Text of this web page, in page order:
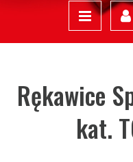
Rękawice
kat.